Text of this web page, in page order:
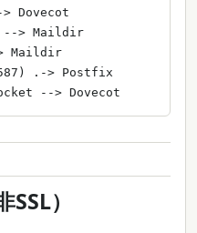
Dovecot
> Maildir
Maildir
.-> Postfix
--> Dovecot
）